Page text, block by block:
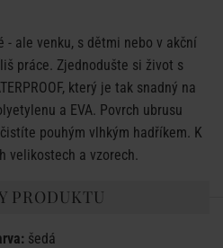
- ale venku, s dětmi nebo v akční
práce. Zjednodušte si život s
který je tak snadný na
a EVA. Povrch ubrusu
pouhým vlhkým hadříkem. K
velikostech a vzorech.
PRODUKTU
šedá